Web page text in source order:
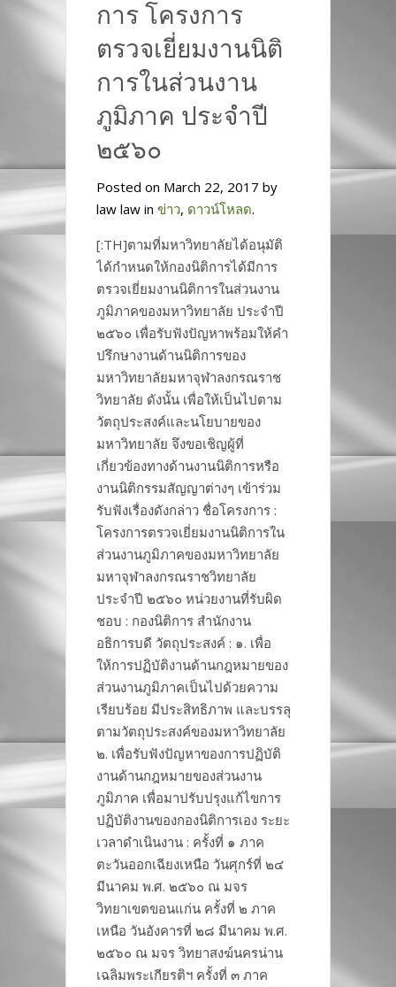
การ โครงการ
ตรวจเยี่ยมงานนิติ
การในส่วนงาน
ภูมิภาค ประจำปี
๒๕๖๐
Posted on March 22, 2017 by
law law in ข่าว, ดาวน์โหลด.
[:TH]ตามที่มหาวิทยาลัยได้อนุมัติ
ได้กำหนดให้กองนิติการได้มีการ
ตรวจเยี่ยมงานนิติการในส่วนงาน
ภูมิภาคของมหาวิทยาลัย ประจำปี
๒๕๖๐ เพื่อรับฟังปัญหาพร้อมให้คำ
ปรึกษางานด้านนิติการของ
มหาวิทยาลัยมหาจุฬาลงกรณราช
วิทยาลัย ดังนั้น เพื่อให้เป็นไปตาม
วัตถุประสงค์และนโยบายของ
มหาวิทยาลัย จึงขอเชิญผู้ที่
เกี่ยวข้องทางด้านงานนิติการหรือ
งานนิติกรรมสัญญาต่างๆ เข้าร่วม
รับฟังเรื่องดังกล่าว ชื่อโครงการ :
โครงการตรวจเยี่ยมงานนิติการใน
ส่วนงานภูมิภาคของมหาวิทยาลัย
มหาจุฬาลงกรณราชวิทยาลัย
ประจำปี ๒๕๖๐ หน่วยงานที่รับผิด
ชอบ : กองนิติการ สำนักงาน
อธิการบดี วัตถุประสงค์ : ๑. เพื่อ
ให้การปฏิบัติงานด้านกฎหมายของ
ส่วนงานภูมิภาคเป็นไปด้วยความ
เรียบร้อย มีประสิทธิภาพ และบรรลุ
ตามวัตถุประสงค์ของมหาวิทยาลัย
๒. เพื่อรับฟังปัญหาของการปฏิบัติ
งานด้านกฎหมายของส่วนงาน
ภูมิภาค เพื่อมาปรับปรุงแก้ไขการ
ปฏิบัติงานของกองนิติการเอง ระยะ
เวลาดำเนินงาน : ครั้งที่ ๑ ภาค
ตะวันออกเฉียงเหนือ วันศุกร์ที่ ๒๔
มีนาคม พ.ศ. ๒๕๖๐ ณ มจร
วิทยาเขตขอนแก่น ครั้งที่ ๒ ภาค
เหนือ วันอังคารที่ ๒๘ มีนาคม พ.ศ.
๒๕๖๐ ณ มจร วิทยาสงฆ์นครน่าน
เฉลิมพระเกียรติฯ ครั้งที่ ๓ ภาค